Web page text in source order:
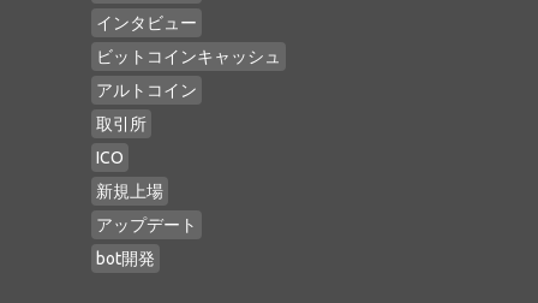
インタビュー
ビットコインキャッシュ
アルトコイン
取引所
ICO
新規上場
アップデート
bot開発